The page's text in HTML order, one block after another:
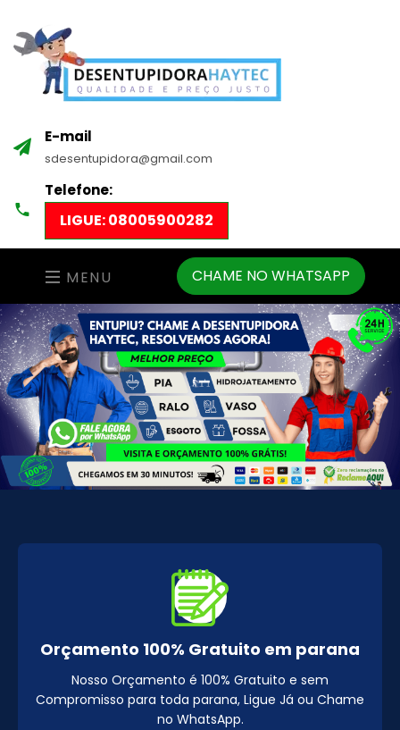
E-mail
sdesentupidora@gmail.com
Telefone:
LIGUE: 08005900282
MENU CHAME NO WHATSAPP
Orçamento 100% Gratuito em parana
Nosso Orçamento é 100% Gratuito e sem
Compromisso para toda parana, Ligue Já ou Chame
no WhatsApp.